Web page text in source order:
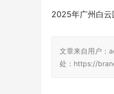
2025年广州白云
文章来自用户：
处：https://